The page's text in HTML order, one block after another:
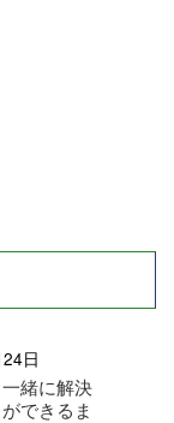
日
緒に解決
できるま